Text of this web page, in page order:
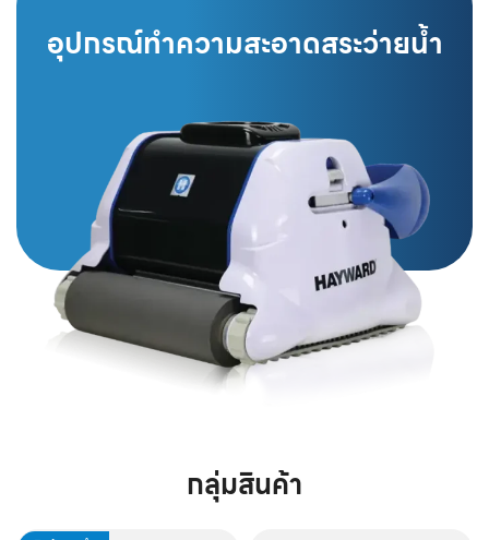
อุปกรณ์ทำความสะอาดสระว่ายน้ำ
กลุ่มสินค้า